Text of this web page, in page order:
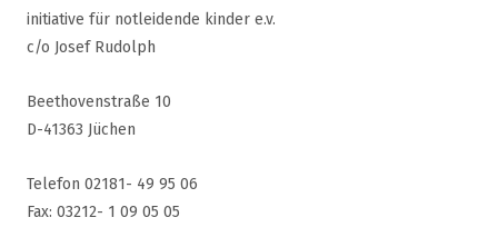
initiative für notleidende kinder e.v.
c/o Josef Rudolph
Beethovenstraße 10
D-41363 Jüchen
Telefon 02181- 49 95 06
Fax: 03212- 1 09 05 05